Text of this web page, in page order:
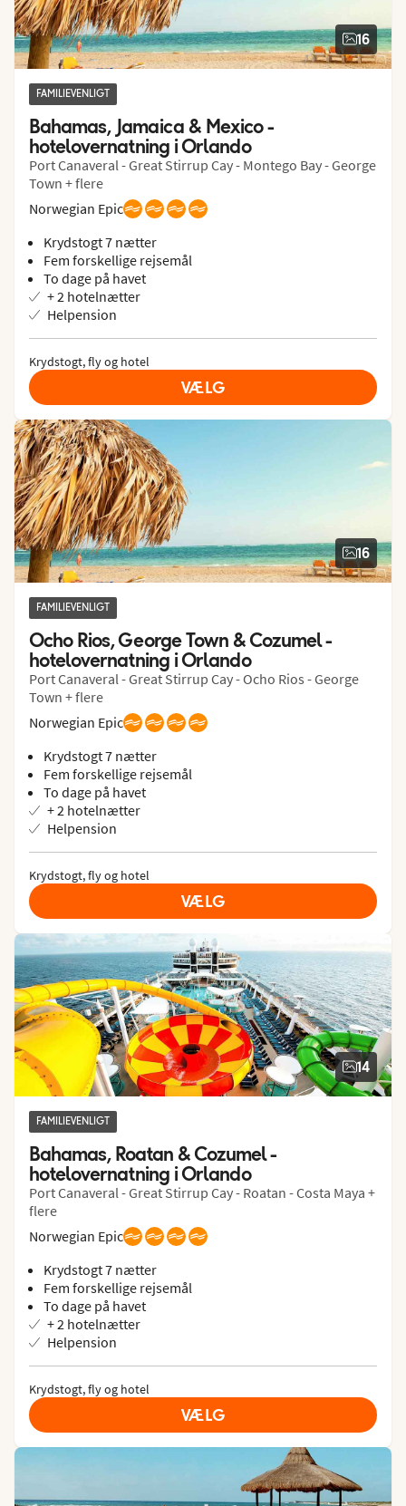
16
FAMILIEVENLIGT
Bahamas, Jamaica & Mexico -
hotelovernatning i Orlando
Port Canaveral - Great Stirrup Cay - Montego Bay - George
Town + flere
Norwegian Epic
Krydstogt 7 nætter
Fem forskellige rejsemål
To dage på havet
+ 2 hotelnætter
Helpension
Krydstogt, fly og hotel
VÆLG
16
FAMILIEVENLIGT
Ocho Rios, George Town & Cozumel -
hotelovernatning i Orlando
Port Canaveral - Great Stirrup Cay - Ocho Rios - George
Town + flere
Norwegian Epic
Krydstogt 7 nætter
Fem forskellige rejsemål
To dage på havet
+ 2 hotelnætter
Helpension
Krydstogt, fly og hotel
VÆLG
14
FAMILIEVENLIGT
Bahamas, Roatan & Cozumel -
hotelovernatning i Orlando
Port Canaveral - Great Stirrup Cay - Roatan - Costa Maya +
flere
Norwegian Epic
Krydstogt 7 nætter
Fem forskellige rejsemål
To dage på havet
+ 2 hotelnætter
Helpension
Krydstogt, fly og hotel
VÆLG